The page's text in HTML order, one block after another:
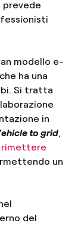
prevede
modello e-
ha una
Si tratta
in
to grid,
rimettere
un
del